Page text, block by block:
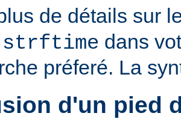
de détails sur
strftime dans
préferé. La
d'un pied